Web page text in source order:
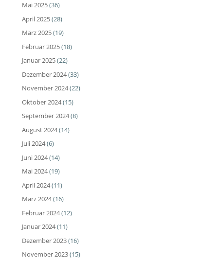
Mai 2025(36)
April 2025(28)
März 2025(19)
Februar 2025(18)
Januar 2025(22)
Dezember 2024(33)
November 2024(22)
Oktober 2024(15)
September 2024(8)
August 2024(14)
Juli 2024(6)
Juni 2024(14)
Mai 2024(19)
April 2024(11)
März 2024(16)
Februar 2024(12)
Januar 2024(11)
Dezember 2023(16)
November 2023(15)